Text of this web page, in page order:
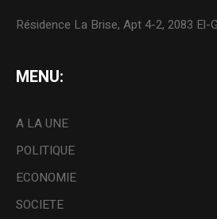
Résidence La Brise, Apt 4-2, 2083 El-
MENU:
A LA UNE
POLITIQUE
ECONOMIE
SOCIETE